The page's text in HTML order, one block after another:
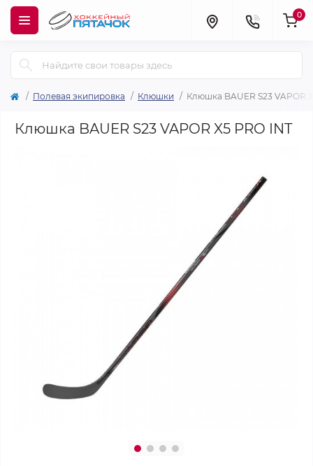
0
Полевая экипировка Клюшки Клюшка BAUER S23 VAPOR
Клюшка BAUER S23 VAPOR X5 PRO INT